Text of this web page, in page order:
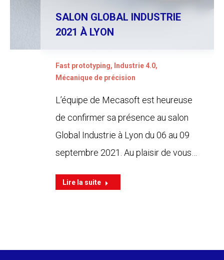
SALON GLOBAL INDUSTRIE
2021 À LYON
Fast prototyping, Industrie 4.0,
Mécanique de précision
L’équipe de Mecasoft est heureuse
de confirmer sa présence au salon
Global Industrie à Lyon du 06 au 09
septembre 2021. Au plaisir de vous…
Lire la suite